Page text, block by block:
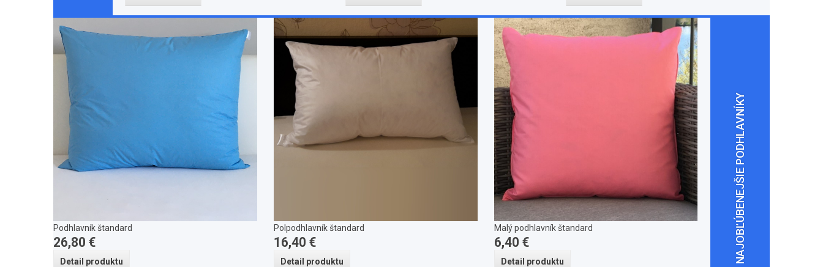
Podhlavník štandard
26,80 €
Detail produktu
Polpodhlavník štandard
16,40 €
Detail produktu
Malý podhlavník štandard
6,40 €
Detail produktu NAJOBĽÚBENEJŠIE PODHLAVNÍKY